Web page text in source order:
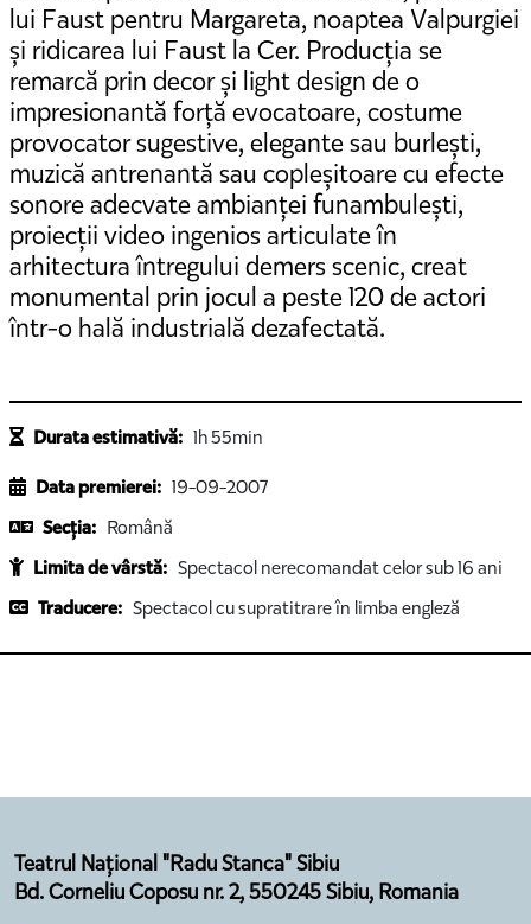
lui Faust pentru Margareta, noaptea Valpurgiei
și ridicarea lui Faust la Cer. Producția se
remarcă prin decor și light design de o
impresionantă forță evocatoare, costume
provocator sugestive, elegante sau burlești,
muzică antrenantă sau copleșitoare cu efecte
sonore adecvate ambianței funambulești,
proiecții video ingenios articulate în
arhitectura întregului demers scenic, creat
monumental prin jocul a peste 120 de actori
într-o hală industrială dezafectată.
Durata estimativă: 1h 55min
Data premierei: 19-09-2007
Secția: Română
Limita de vârstă: Spectacol nerecomandat celor sub 16 ani
Traducere: Spectacol cu supratitrare în limba engleză
Teatrul Național "Radu Stanca" Sibiu
Bd. Corneliu Coposu nr. 2, 550245 Sibiu, Romania